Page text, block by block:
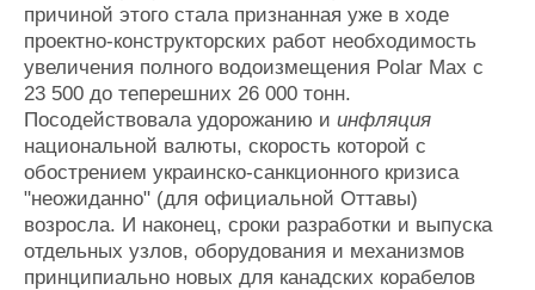
причиной этого стала признанная уже в ходе
проектно-конструкторских работ необходимость
увеличения полного водоизмещения Polar Max c
23 500 до теперешних 26 000 тонн.
Посодействовала удорожанию и инфляция
национальной валюты, скорость которой с
обострением украинско-санкционного кризиса
"неожиданно" (для официальной Оттавы)
возросла. И наконец, сроки разработки и выпуска
отдельных узлов, оборудования и механизмов
принципиально новых для канадских корабелов